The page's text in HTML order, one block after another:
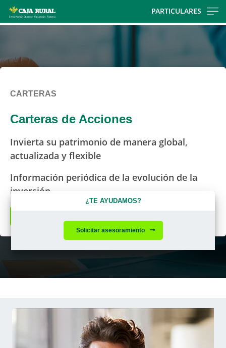
PARTICULARES
CARTERAS
Carteras de Acciones
Invierta su patrimonio de manera global,
actualizada y flexible
Información periódica de la evolución de la
inversión
¿TE AYUDAMOS?
Solicitar asesoramiento